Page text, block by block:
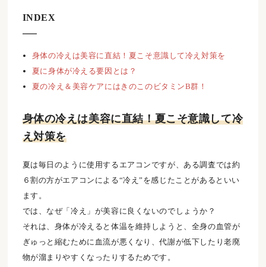
INDEX
身体の冷えは美容に直結！夏こそ意識して冷え対策を
夏に身体が冷える要因とは？
夏の冷え＆美容ケアにはきのこのビタミンB群！
身体の冷えは美容に直結！夏こそ意識して冷
え対策を
夏は毎日のように使用するエアコンですが、ある調査では約
６割の方がエアコンによる“冷え”を感じたことがあるといい
ます。
では、なぜ「冷え」が美容に良くないのでしょうか？
それは、身体が冷えると体温を維持しようと、全身の血管が
ぎゅっと縮むために血流が悪くなり、代謝が低下したり老廃
物が溜まりやすくなったりするためです。